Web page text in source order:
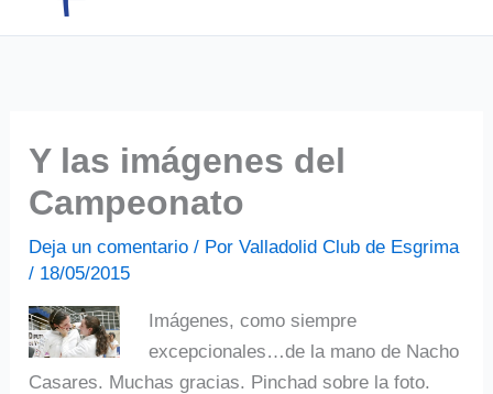
Y las imágenes del
Campeonato
Deja un comentario / PorValladolid Club de Esgrima
/ 18/05/2015
Imágenes, como siempre
excepcionales…de la mano de Nacho
Casares. Muchas gracias. Pinchad sobre la foto.